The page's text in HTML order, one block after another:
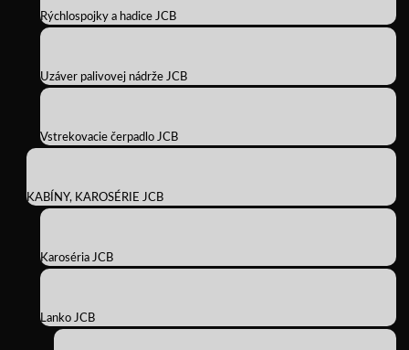
Rýchlospojky a hadice JCB
Uzáver palivovej nádrže JCB
Vstrekovacie čerpadlo JCB
KABÍNY, KAROSÉRIE JCB
Karoséria JCB
Lanko JCB